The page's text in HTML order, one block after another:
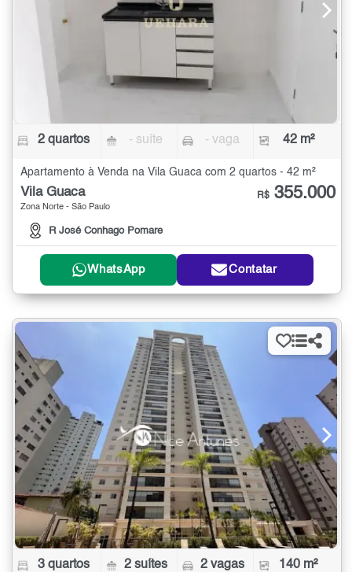
2 quartos - suíte - vaga 42 m²
Apartamento à Venda na Vila Guaca com 2 quartos - 42 m²
Vila Guaca
Zona Norte - São Paulo
R José Conhago Pomare
R$ 355.000
WhatsApp Contatar
3 quartos 2 suítes 2 vagas 140 m²